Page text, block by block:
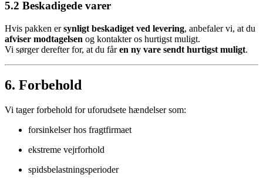
5.2 Beskadigede varer
Hvis pakken ersynligt beskadiget ved levering, anbefaler vi, at du
afviser modtagelsen og kontakter os hurtigst muligt.
Vi sørger derefter for, at du fåren ny vare sendt hurtigst muligt.
6. Forbehold
Vi tager forbehold for uforudsete hændelser som:
forsinkelser hos fragtfirmaet
ekstreme vejrforhold
spidsbelastningsperioder